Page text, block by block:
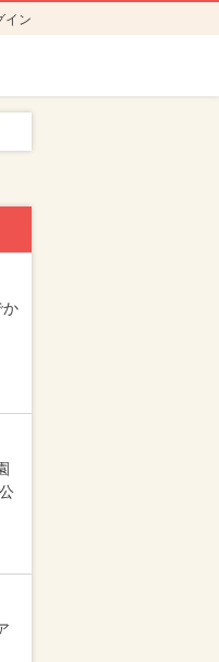
イン
か